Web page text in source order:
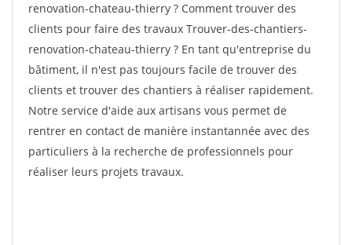
renovation-chateau-thierry ? Comment trouver des
clients pour faire des travaux Trouver-des-chantiers-
renovation-chateau-thierry ? En tant qu'entreprise du
bâtiment, il n'est pas toujours facile de trouver des
clients et trouver des chantiers à réaliser rapidement.
Notre service d'aide aux artisans vous permet de
rentrer en contact de manière instantannée avec des
particuliers à la recherche de professionnels pour
réaliser leurs projets travaux.